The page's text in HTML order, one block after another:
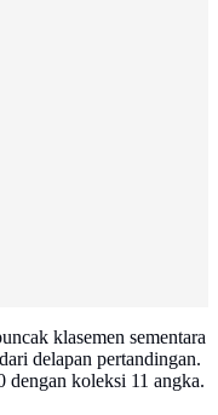
klasemen sementara
delapan pertandingan.
dengan koleksi 11 angka.